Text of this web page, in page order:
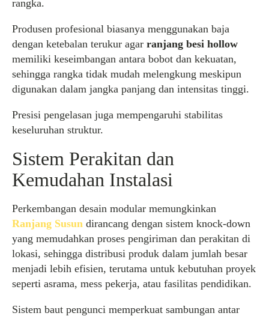
rangka.
Produsen profesional biasanya menggunakan baja
dengan ketebalan terukur agar ranjang besi hollow
memiliki keseimbangan antara bobot dan kekuatan,
sehingga rangka tidak mudah melengkung meskipun
digunakan dalam jangka panjang dan intensitas tinggi.
Presisi pengelasan juga mempengaruhi stabilitas
keseluruhan struktur.
Sistem Perakitan dan
Kemudahan Instalasi
Perkembangan desain modular memungkinkan
Ranjang Susun dirancang dengan sistem knock-down
yang memudahkan proses pengiriman dan perakitan di
lokasi, sehingga distribusi produk dalam jumlah besar
menjadi lebih efisien, terutama untuk kebutuhan proyek
seperti asrama, mess pekerja, atau fasilitas pendidikan.
Sistem baut pengunci memperkuat sambungan antar